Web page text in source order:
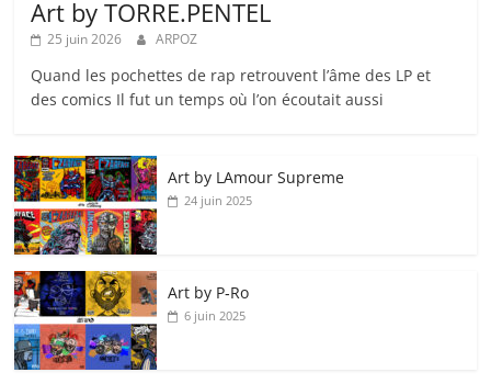
Art by TORRE.PENTEL
25 juin 2026 ARPOZ
Quand les pochettes de rap retrouvent l’âme des LP et
des comics Il fut un temps où l’on écoutait aussi
Art by LAmour Supreme
24 juin 2025
Art by P‑Ro
6 juin 2025